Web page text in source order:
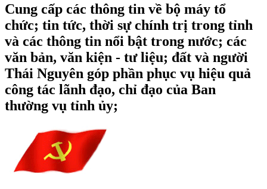
Cung cấp các thông tin về bộ máy tổ
chức; tin tức, thời sự chính trị trong tỉnh
và các thông tin nổi bật trong nước; các
văn bản, văn kiện - tư liệu; đất và người
Thái Nguyên góp phần phục vụ hiệu quả
công tác lãnh đạo, chỉ đạo của Ban
thường vụ tỉnh ủy;